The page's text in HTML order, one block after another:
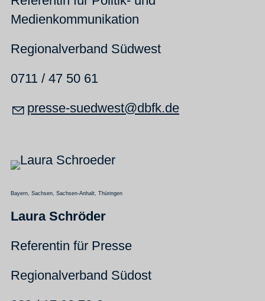
Medienkommunikation
Regionalverband Südwest
0711 / 47 50 61
pr ss -s dw st dbfk d
Bayern, Sachsen, Sachsen-Anhalt, Thüringen
Laura Schröder
Referentin für Presse
Regionalverband Südost